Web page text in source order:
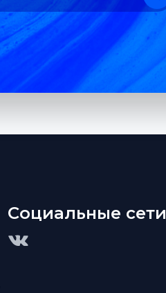
Социальные сети